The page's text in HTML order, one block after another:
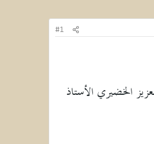
#1
محمد بن عبدالعزيز الخضيري الأستاذ